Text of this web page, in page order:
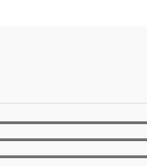
sự nghiệp.
30 năm không hỏng
1 bức tranh đá tự nhiên
hiệu quả kinh tế cao hơn rất
dụng sẽ bị xuống màu, bong
có thể khắc phục hoàn